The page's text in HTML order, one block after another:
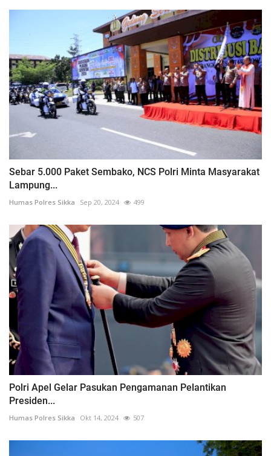
Sebar 5.000 Paket Sembako, NCS Polri Minta Masyarakat
Lampung...
Humas Polres Sikka Sep 20, 2024 499
Polri Apel Gelar Pasukan Pengamanan Pelantikan
Presiden...
Humas Polres Sikka Okt 14, 2024 507